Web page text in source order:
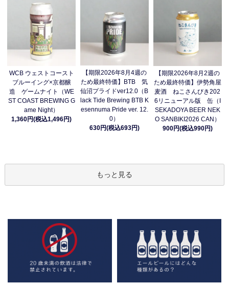
WCB ウェストコースト
ブルーイング×京都醸
造 ゲームナイト（WE
ST COAST BREWING G
ame Night）
1,360円(税込1,496円)
【期限2026年8月4週の
ため最終特価】BTB 気
仙沼プライドver12.0（B
lack Tide Brewing BTB K
esennuma Pride ver. 12.
0）
630円(税込693円)
【期限2026年8月2週の
ため最終特価】伊勢角屋
麦酒 ねこさんびき202
6リニューアル版 缶（I
SEKADOYA BEER NEK
O SANBIKI2026 CAN）
900円(税込990円)
もっと見る